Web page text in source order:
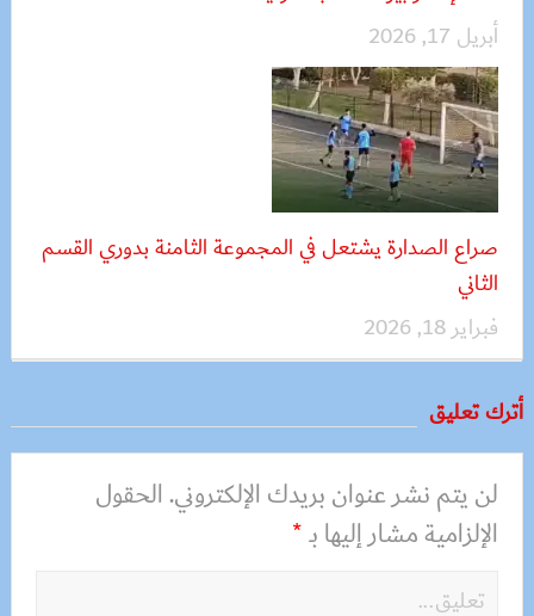
أبريل 17, 2026
صراع الصدارة يشتعل في المجموعة الثامنة بدوري القسم
الثاني
فبراير 18, 2026
أترك تعليق
لن يتم نشر عنوان بريدك الإلكتروني.الحقول
الإلزامية مشار إليها بـ*